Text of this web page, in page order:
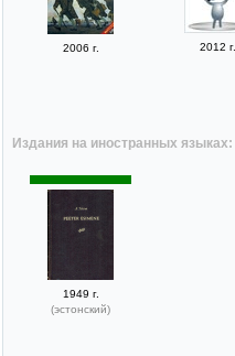
2006 г. 2012 г.
Издания на иностранных языках:
1949 г.
(эстонский)